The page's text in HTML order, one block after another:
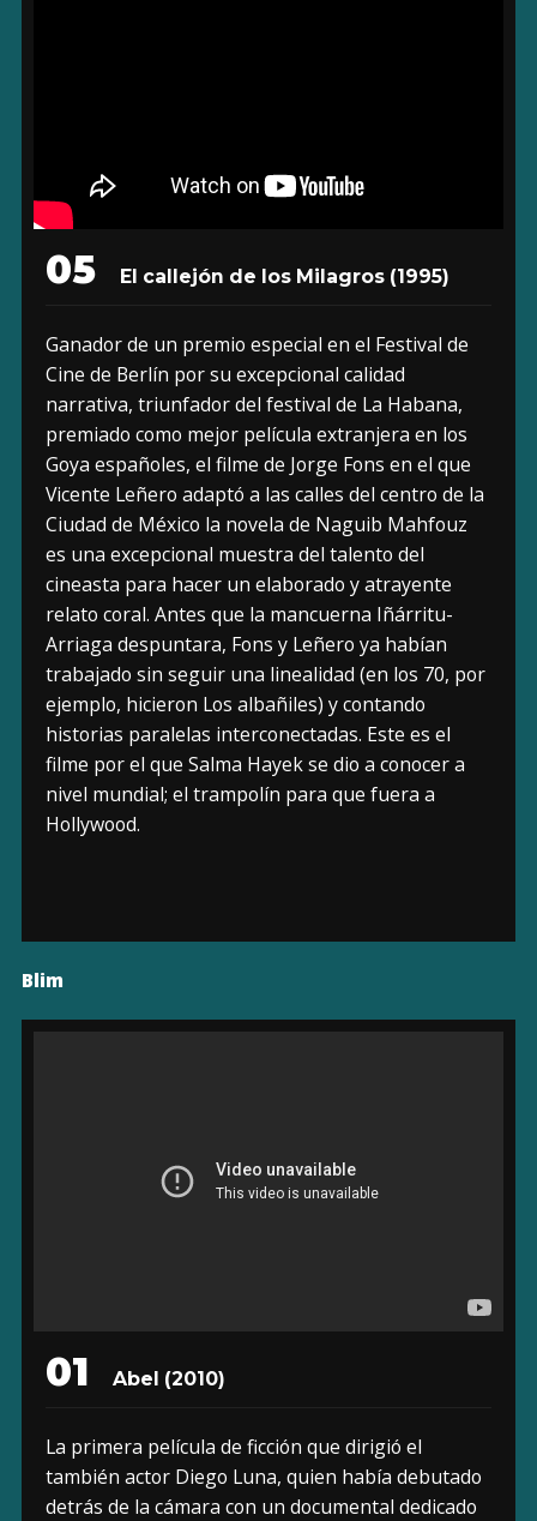
05 El callejón de los Milagros (1995)
Ganador de un premio especial en el Festival de
Cine de Berlín por su excepcional calidad
narrativa, triunfador del festival de La Habana,
premiado como mejor película extranjera en los
Goya españoles, el filme de Jorge Fons en el que
Vicente Leñero adaptó a las calles del centro de la
Ciudad de México la novela de Naguib Mahfouz
es una excepcional muestra del talento del
cineasta para hacer un elaborado y atrayente
relato coral. Antes que la mancuerna Iñárritu-
Arriaga despuntara, Fons y Leñero ya habían
trabajado sin seguir una linealidad (en los 70, por
ejemplo, hicieron Los albañiles) y contando
historias paralelas interconectadas. Este es el
filme por el que Salma Hayek se dio a conocer a
nivel mundial; el trampolín para que fuera a
Hollywood.
Blim
01 Abel (2010)
La primera película de ficción que dirigió el
también actor Diego Luna, quien había debutado
detrás de la cámara con un documental dedicado